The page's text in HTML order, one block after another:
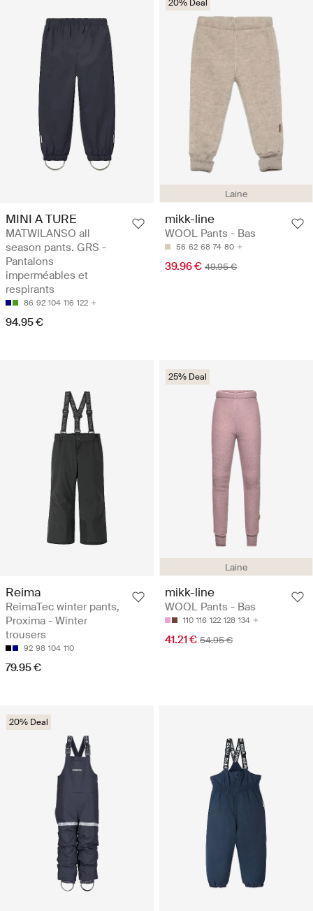
MINI A TURE
MATWILANSO all
season pants. GRS -
Pantalons
imperméables et
respirants
86 92 104 116 122
94.95 €
Laine
20% Deal
mikk-line
WOOL Pants - Bas
56 62 68 74 80
39.96 € 49.95 €
Reima
ReimaTec winter pants,
Proxima - Winter
trousers
92 98 104 110
79.95 €
Laine
25% Deal
mikk-line
WOOL Pants - Bas
110 116 122 128 134
41.21 € 54.95 €
20% Deal